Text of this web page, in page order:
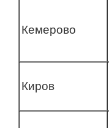
Кемерово
Киров